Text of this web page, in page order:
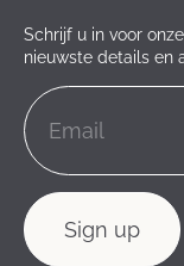
Schrijf u in voor
nieuwste details en